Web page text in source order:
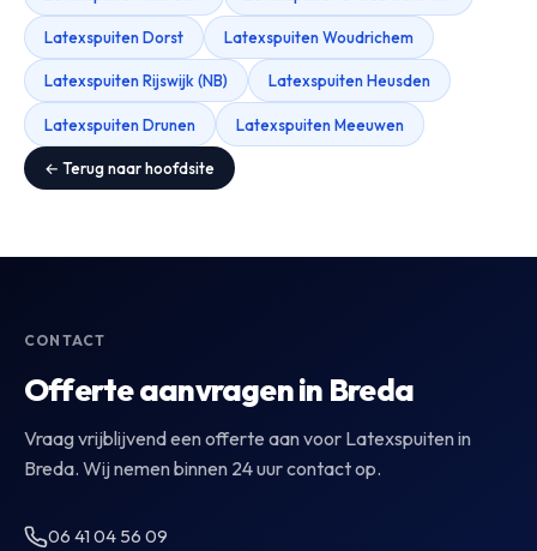
Latexspuiten Dorst Latexspuiten Woudrichem
Latexspuiten Rijswijk (NB) Latexspuiten Heusden
Latexspuiten Drunen Latexspuiten Meeuwen
← Terug naar hoofdsite
CONTACT
Offerte aanvragen in Breda
Vraag vrijblijvend een offerte aan voor Latexspuiten in
Breda. Wij nemen binnen 24 uur contact op.
06 41 04 56 09